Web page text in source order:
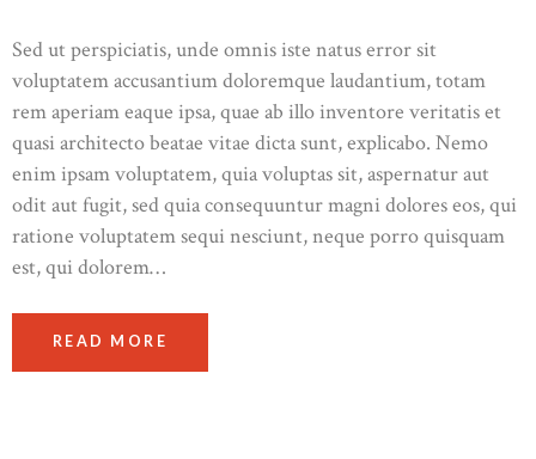
Sed ut perspiciatis, unde omnis iste natus error sit
voluptatem accusantium doloremque laudantium, totam
rem aperiam eaque ipsa, quae ab illo inventore veritatis et
quasi architecto beatae vitae dicta sunt, explicabo. Nemo
enim ipsam voluptatem, quia voluptas sit, aspernatur aut
odit aut fugit, sed quia consequuntur magni dolores eos, qui
ratione voluptatem sequi nesciunt, neque porro quisquam
est, qui dolorem…
READ MORE